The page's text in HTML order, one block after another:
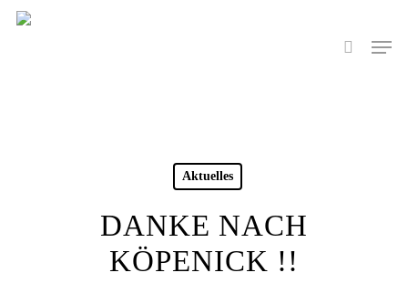
Skip
search
Menu
Aktuelles
DANKE NACH
KÖPENICK !!